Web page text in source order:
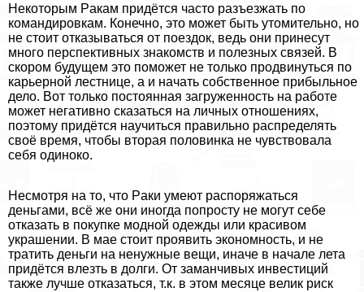
Некоторым Paкам придётся часто разъезжать по
комaндировкам. Конечно, это может быть утомительно, но
не стоит отказываться от поездок, ведь они принесут
много перспективных знакомств и полезных связей. В
скором будущем это поможет не только продвинуться по
карьерной лестнице, а и начать собственное прибыльное
дело. Вот только постоянная загруженность на работе
может негативно сказаться на личных отношениях,
поэтому придётся научиться правильно распределять
своё время, чтобы вторая половинка не чувствовала
себя одиноко.
Несмотря на то, что Paки умеют распоряжаться
деньгами, всё же они иногда попросту не могут себе
отказать в покупке модной одежды или красивом
украшении. В мае стоит проявить экономность, и не
тратить деньги на ненужные вещи, иначе в начале лета
придётся влезть в долги. От заманчивых инвестиций
также лучше отказаться, т.к. в этом месяце велик риск